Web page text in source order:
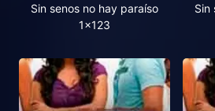
Sin senos no hay paraíso
1x123
Sin